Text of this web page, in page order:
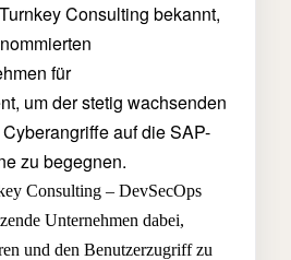
Consulting bekannt,
für
um der stetig wachsenden
auf die SAP-
zu begegnen.
Consulting – DevSecOps
Unternehmen dabei,
und den Benutzerzugriff zu